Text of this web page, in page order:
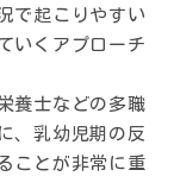
で起こりやすい
いくアプローチ
養士などの 多職
、乳幼児期の反
ことが非常に重